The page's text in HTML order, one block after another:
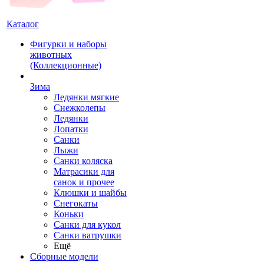
Каталог
Фигурки и наборы
животных
(Коллекционные)
Зима
Ледянки мягкие
Снежколепы
Ледянки
Лопатки
Санки
Лыжи
Санки коляска
Матрасики для
санок и прочее
Клюшки и шайбы
Снегокаты
Коньки
Санки для кукол
Санки ватрушки
Ещё
Сборные модели